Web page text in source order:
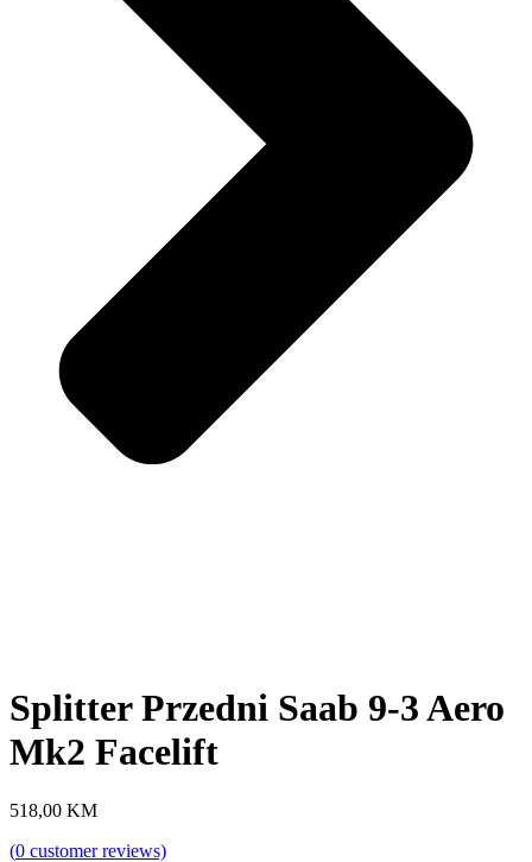
Splitter Przedni Saab 9-3 Aero
Mk2 Facelift
518,00 KM
(0 customer reviews)